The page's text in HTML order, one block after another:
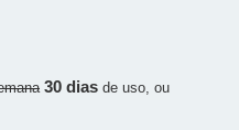
30 dias de uso, ou